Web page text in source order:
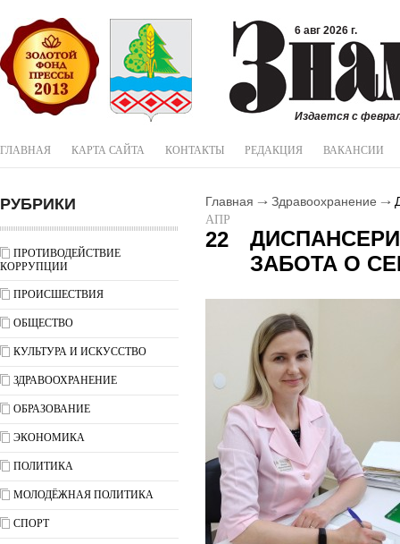
6 авг 2026 г.
Издается с
ГЛАВНАЯ КАРТА САЙТА КОНТАКТЫ РЕДАКЦИЯ ВАКАНСИИ
РУБРИКИ
ПРОТИВОДЕЙСТВИЕ
КОРРУПЦИИ
ПРОИСШЕСТВИЯ
ОБЩЕСТВО
КУЛЬТУРА И ИСКУССТВО
ЗДРАВООХРАНЕНИЕ
ОБРАЗОВАНИЕ
ЭКОНОМИКА
ПОЛИТИКА
МОЛОДЁЖНАЯ ПОЛИТИКА
СПОРТ
Главная Здравоохранение
АПР
22
ЗАБОТА О